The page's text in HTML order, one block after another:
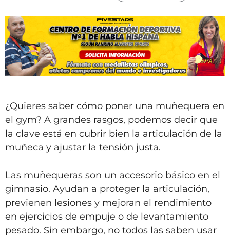
¿Quieres saber cómo poner una muñequera en
el gym? A grandes rasgos, podemos decir que
la clave está en cubrir bien la articulación de la
muñeca y ajustar la tensión justa.
Las muñequeras son un accesorio básico en el
gimnasio. Ayudan a proteger la articulación,
previenen lesiones y mejoran el rendimiento
en ejercicios de empuje o de levantamiento
pesado. Sin embargo, no todos las saben usar